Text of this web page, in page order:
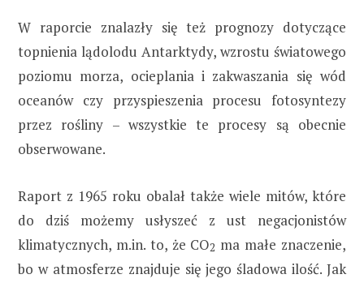
W raporcie znalazły się też prognozy dotyczące
topnienia lądolodu Antarktydy, wzrostu światowego
poziomu morza, ocieplania i zakwaszania się wód
oceanów czy przyspieszenia procesu fotosyntezy
przez rośliny – wszystkie te procesy są obecnie
obserwowane.
Raport z 1965 roku obalał także wiele mitów, które
do dziś możemy usłyszeć z ust negacjonistów
klimatycznych, m.in. to, że CO2 ma małe znaczenie,
bo w atmosferze znajduje się jego śladowa ilość. Jak